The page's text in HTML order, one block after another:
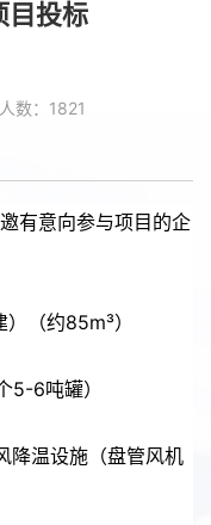
目投标
数：1821
有意向参与项目的企
（约85m³）
5-6吨罐）
降温设施（盘管风机